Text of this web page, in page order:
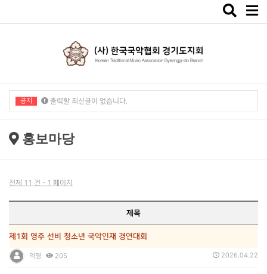
Toggle
공지 출력할 최신글이 없습니다.
출력할 최신글이 없습니다.
홍보마당
전체 11 건 - 1 페이지
제목
제1회 영주 선비 청소년 국악인재 경연대회
익명 205 2026.04.22